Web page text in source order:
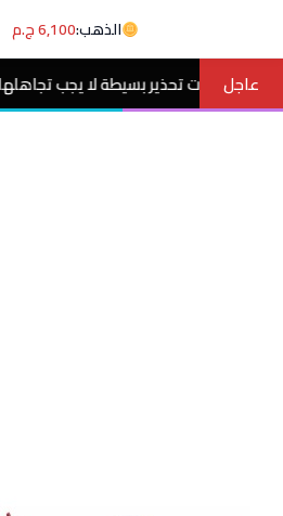
الذهب:6,100 ج.م
عاجللا يجب تجاهلها مصر الآن